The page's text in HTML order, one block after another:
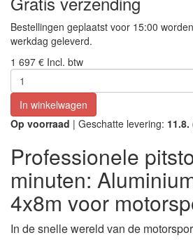
Bestellingen geplaatst voor 15:00
werkdag geleverd.
1 697 € Incl. btw
In winkelwagen
Op voorraad | Geschatte levering:
Professionele
minuten:
4x8m voor
In de snelle wereld van de